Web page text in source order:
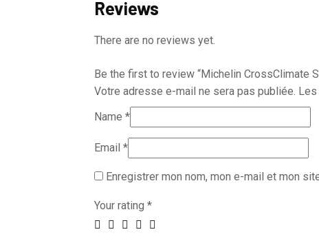
Reviews
There are no reviews yet.
Be the first to review “Michelin CrossClimate
Votre adresse e-mail ne sera pas publiée.
Name *
Email *
Enregistrer mon nom, mon e-mail et mon
Your rating *